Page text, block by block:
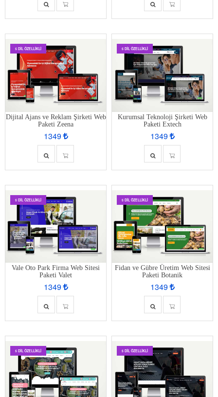
5 DIL ÖZELLIKLI
Dijital Ajans ve Reklam Şirketi Web
Paketi Zeena
1349
5 DIL ÖZELLIKLI
Kurumsal Teknoloji Şirketi Web
Paketi Extech
1349
5 DIL ÖZELLIKLI
Vale Oto Park Firma Web Sitesi
Paketi Valet
1349
5 DIL ÖZELLIKLI
Fidan ve Gübre Üretim Web Sitesi
Paketi Botanik
1349
5 DIL ÖZELLIKLI 5 DIL ÖZELLIKLI